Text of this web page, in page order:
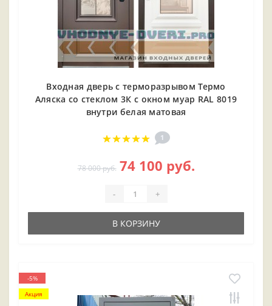
Входная дверь с терморазрывом Термо
Аляска со стеклом 3К с окном муар RAL 8019
внутри белая матовая
1
78 000 руб. 74 100 руб.
- +
В КОРЗИНУ
-5%
Акция